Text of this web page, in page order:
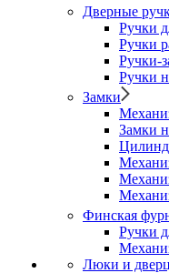
Дверные
Ручки
Ручки
Ручки-
Ручки
Замки
Замки
Финская
Ручки
Люки и